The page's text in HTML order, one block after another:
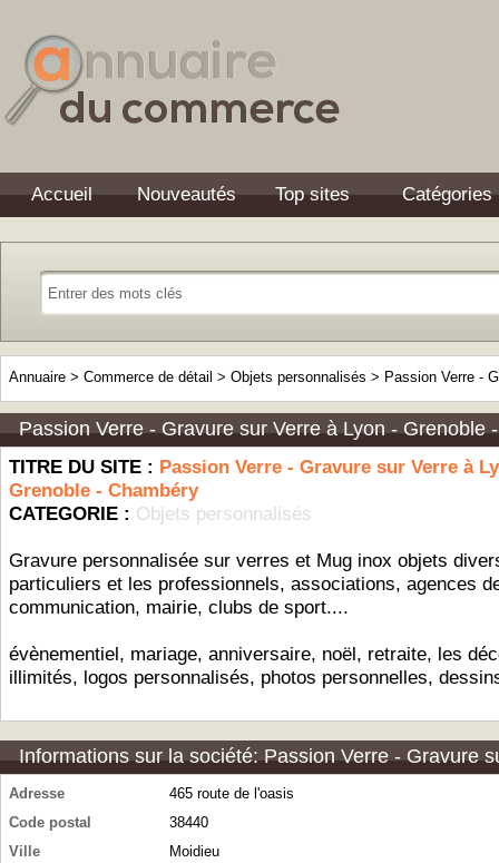
Accueil Nouveautés Top sites Catégories
Annuaire > Commerce de détail > Objets personnalisés > Passion Verre -
Passion Verre - Gravure sur Verre à Lyon - Grenoble
TITRE DU SITE : Passion Verre - Gravure sur Verre à
Grenoble - Chambéry
CATEGORIE : Objets personnalisés
Gravure personnalisée sur verres et Mug inox objets
particuliers et les professionnels, associations, agences
communication, mairie, clubs de sport....
évènementiel, mariage, anniversaire, noël, retraite, les
illimités, logos personnalisés, photos personnelles,
Informations sur la société: Passion Verre - Gravure
Adresse
465 route de l'oasis
Code postal
38440
Ville
Moidieu